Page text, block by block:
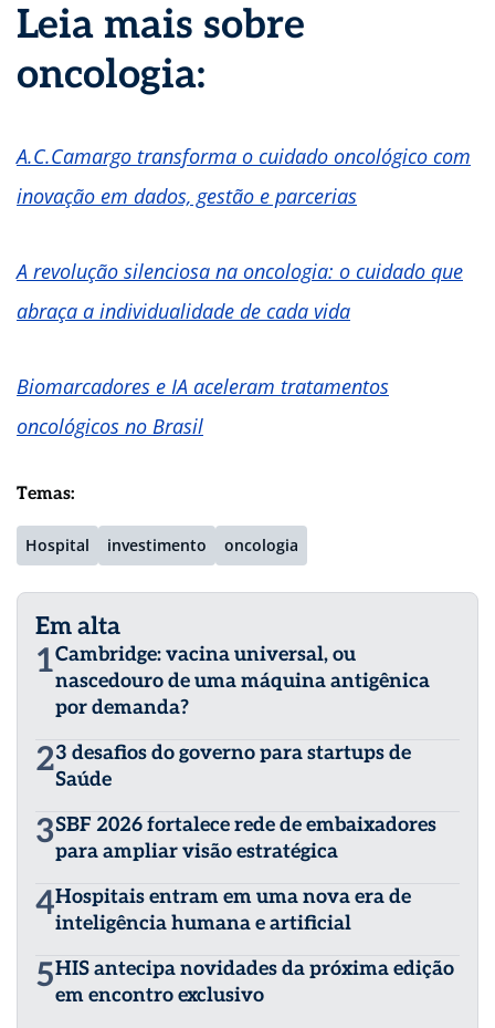
Leia mais sobre
oncologia:
A.C.Camargo transforma o cuidado oncológico com
inovação em dados, gestão e parcerias
A revolução silenciosa na oncologia: o cuidado que
abraça a individualidade de cada vida
Biomarcadores e IA aceleram tratamentos
oncológicos no Brasil
Temas:
Hospital investimento oncologia
Em alta
1Cambridge: vacina universal, ou
nascedouro de uma máquina antigênica
por demanda?
23 desafios do governo para startups de
Saúde
3SBF 2026 fortalece rede de embaixadores
para ampliar visão estratégica
4Hospitais entram em uma nova era de
inteligência humana e artificial
5HIS antecipa novidades da próxima edição
em encontro exclusivo